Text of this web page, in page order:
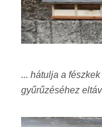
... hátulja a
gyűrűzéséhez